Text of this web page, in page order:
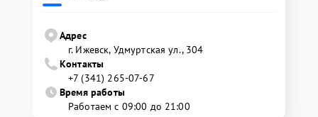
Адрес
г. Ижевск, Удмуртская ул., 304
Контакты
+7 (341) 265-07-67
Время работы
Работаем с 09:00 до 21:00